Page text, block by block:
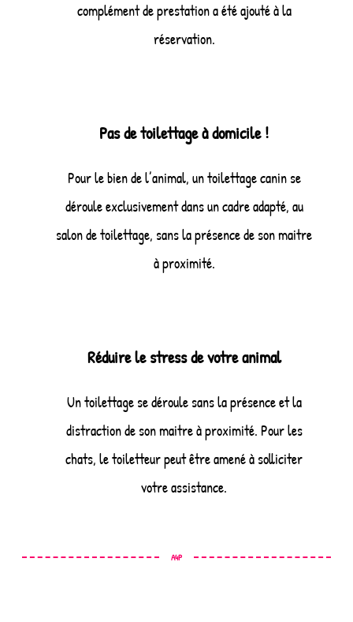
complément de prestation a été ajouté à la
réservation.
Pas de toilettage à domicile !
Pour le bien de l’animal, un toilettage canin se
déroule exclusivement dans un cadre adapté, au
salon de toilettage, sans la présence de son maitre
à proximité.
Réduire le stress de votre animal
Un toilettage se déroule sans la présence et la
distraction de son maitre à proximité. Pour les
chats, le toiletteur peut être amené à solliciter
votre assistance.
A4P